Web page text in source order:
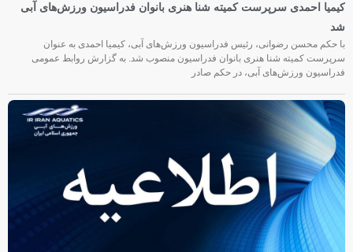
کیمیا احمدی سرپرست کمیته شنا هنری بانوان فدراسیون ورزش‌های آبی
شد
با حکم محسن رضوانی، رئیس فدراسیون ورزش‌های آبی، کیمیا احمدی به عنوان
سرپرست کمیته شنا هنری بانوان فدراسیون منصوب شد. به گزارش روابط عمومی
فدراسیون ورزش‌های آبی، در حکم صادر